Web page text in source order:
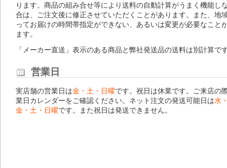
ります。商品の組み合せ等により送料の自動計算がうまく機能し
合は、ご注文後に修正させていただくことがあります。また、地
ってお届けの時間帯指定ができない、あるいは変更が必要なこと
ます。
「メーカー直送」表示のある商品と弊社発送品の送料は別計算で
営業日
実店舗の営業日は金・土・日曜です。祝日は休業です。ご来店の
業日カレンダーをご確認ください。ネット注文の発送可能日は水
金・土・日曜です。また祝日は発送できません。